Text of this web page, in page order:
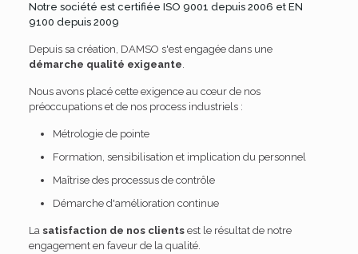
Notre société est certifiée ISO 9001 depuis 2006 et EN
9100 depuis 2009
Depuis sa création, DAMSO s'est engagée dans une
démarche qualité exigeante.
Nous avons placé cette exigence au cœur de nos
préoccupations et de nos process industriels :
Métrologie de pointe
Formation, sensibilisation et implication du personnel
Maîtrise des processus de contrôle
Démarche d'amélioration continue
La satisfaction de nos clientsest le résultat de notre
engagement en faveur de la qualité.